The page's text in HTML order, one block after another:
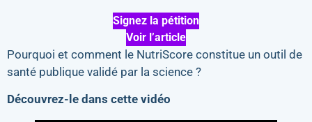
Signez la pétition
Voir l’article
Pourquoi et comment le NutriScore constitue un outil de
santé publique validé par la science ?
Découvrez-le dans cette vidéo